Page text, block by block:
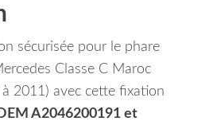
sécurisée pour le phare
Classe C Maroc
2011) avec cette fixation
A2046200191 et